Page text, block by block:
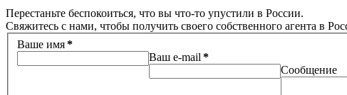
Перестаньте беспокоиться, что вы что-то упустили в России.
Свяжитесь с нами, чтобы получить своего собственного агента в
Ваше имя*
Ваш e-mail *
Сообщение